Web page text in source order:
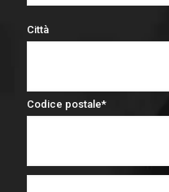
Città
Codice postale*